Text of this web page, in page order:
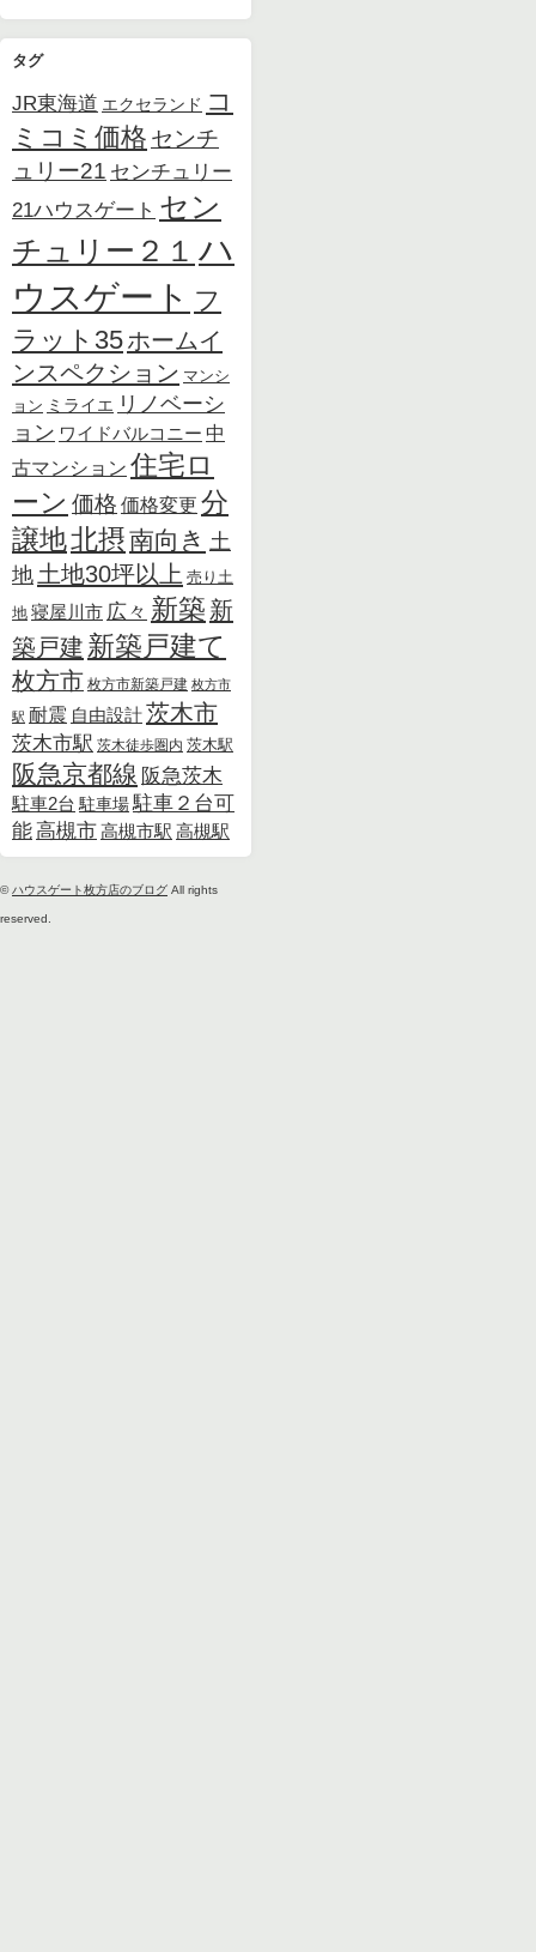
タグ
JR東海道 エクセランド コ
ミコミ価格 センチ
ュリー21 センチュリー
21ハウスゲート セン
チュリー２１ ハ
ウスゲート フ
ラット35ホームイ
ンスペクション マンシ
ョン ミライエ リノベーシ
ョン ワイドバルコニー 中
古マンション 住宅ロ
ーン 価格 価格変更 分
譲地北摂南向き 土
地 土地30坪以上 売り土
地 寝屋川市 広々 新築 新
築戸建 新築戸建て
枚方市 枚方市新築戸建 枚方市
駅 耐震 自由設計茨木市
茨木市駅 茨木徒歩圏内 茨木駅
阪急京都線 阪急茨木
駐車2台 駐車場駐車２台可
能高槻市高槻市駅 高槻駅
©ハウスゲート枚方店のブログ All rights
reserved.